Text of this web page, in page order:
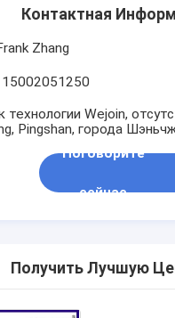
с раздвижными
турникеты
барьер
Контактная
Zhang
технологии Wejoin,
Pingshan, города
Поговорите
сейчас
Получить Лучшую